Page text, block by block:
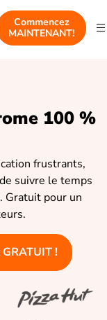
Commencez
MAINTENANT!
100 %
frustrants,
suivre le temps
Gratuit pour un
!